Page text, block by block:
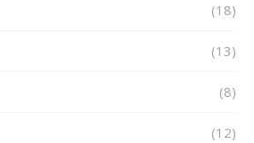
(18)
(13)
(8)
(12)